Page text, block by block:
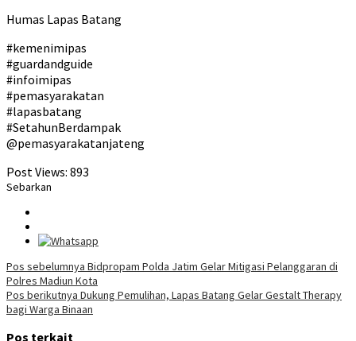
Humas Lapas Batang
#kemenimipas
#guardandguide
#infoimipas
#pemasyarakatan
#lapasbatang
#SetahunBerdampak
@pemasyarakatanjateng
Post Views: 893
Sebarkan
Navigasi
pos
Pos sebelumnya Bidpropam Polda Jatim Gelar Mitigasi Pelanggaran di
Polres Madiun Kota
Pos berikutnya Dukung Pemulihan, Lapas Batang Gelar Gestalt Therapy
bagi Warga Binaan
Pos terkait